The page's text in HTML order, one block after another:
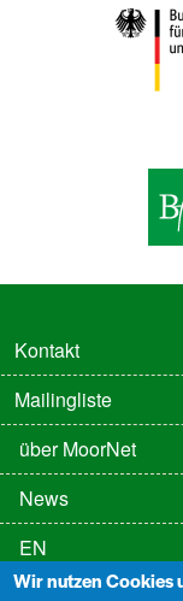
Kontakt
Mailingliste
über MoorNet
News
EN
FUSSZEILE 3
Wir nutzen Cookies